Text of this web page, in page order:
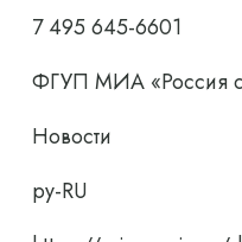
7 495 645-6601
ФГУП МИА «Россия
Новости
ру-RU